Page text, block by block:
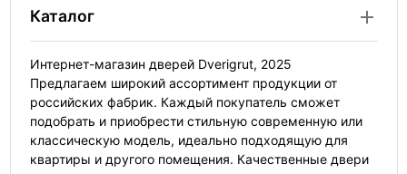
Каталог
Интернет-магазин дверей Dverigrut, 2025
Предлагаем широкий ассортимент продукции от
российских фабрик. Каждый покупатель сможет
подобрать и приобрести стильную современную или
классическую модель, идеально подходящую для
квартиры и другого помещения. Качественные двери